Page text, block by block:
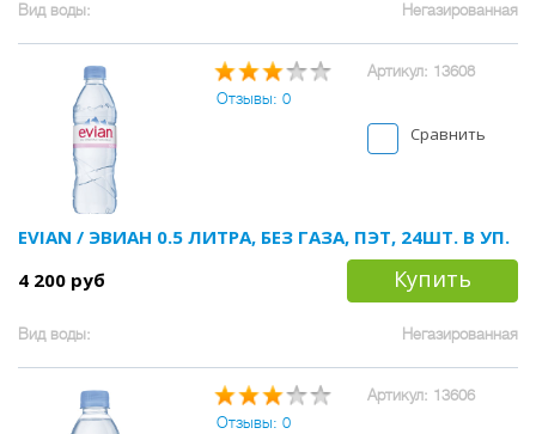
Вид воды: Негазированная
Артикул: 13608
Отзывы: 0
Сравнить
EVIAN / ЭВИАН 0.5 ЛИТРА, БЕЗ ГАЗА, ПЭТ, 24ШТ. В УП.
4 200 руб
Купить
Вид воды: Негазированная
Артикул: 13606
Отзывы: 0